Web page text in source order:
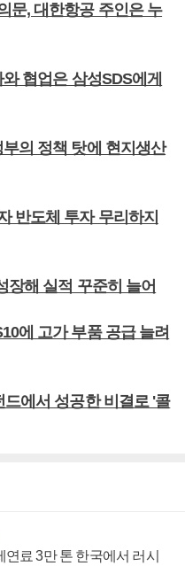
문, 대한항공 주인은 누
협업은 삼성SDS에게
의 정책 탓에 현지생산
반도체 투자 무리하지
장해 실적 꾸준히 늘어
에 고가 부품 공급 늘려
에서 성공한 비결로 '콜
연료 3만 톤 한국에서 러시